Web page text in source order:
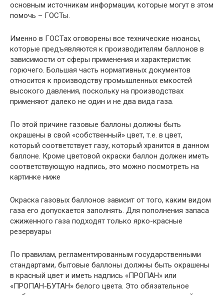
основным источникам информации, которые могут в этом
помочь – ГОСТы.
Именно в ГОСТах оговорены все технические нюансы,
которые предъявляются к производителям баллонов в
зависимости от сферы применения и характеристик
горючего. Большая часть нормативных документов
относится к производству промышленных емкостей
высокого давления, поскольку на производствах
применяют далеко не один и не два вида газа.
По этой причине газовые баллоны должны быть
окрашены в свой «собственный» цвет, т.е. в цвет,
который соответствует газу, который хранится в данном
баллоне. Кроме цветовой окраски баллон должен иметь
соответствующую надпись, это можно посмотреть на
картинке ниже
Окраска газовых баллонов зависит от того, каким видом
газа его допускается заполнять. Для пополнения запаса
сжиженного газа подходят только ярко-красные
резервуары
По правилам, регламентированным государственными
стандартами, бытовые баллоны должны быть окрашены
в красный цвет и иметь надпись «ПРОПАН» или
«ПРОПАН-БУТАН» белого цвета. Это обязательное